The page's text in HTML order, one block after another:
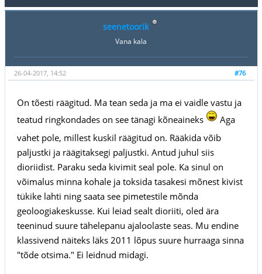
seenetoorik
Vana kala
#76
26-04-2017, 14:52
On tõesti räägitud. Ma tean seda ja ma ei vaidle vastu ja
teatud ringkondades on see tänagi kõneaineks
Aga
vahet pole, millest kuskil räägitud on. Rääkida võib
paljustki ja räägitaksegi paljustki. Antud juhul siis
dioriidist. Paraku seda kivimit seal pole. Ka sinul on
võimalus minna kohale ja toksida tasakesi mõnest kivist
tükike lahti ning saata see pimetestile mõnda
geoloogiakeskusse. Kui leiad sealt dioriiti, oled ära
teeninud suure tähelepanu ajaloolaste seas. Mu endine
klassivend näiteks läks 2011 lõpus suure hurraaga sinna
"tõde otsima." Ei leidnud midagi.